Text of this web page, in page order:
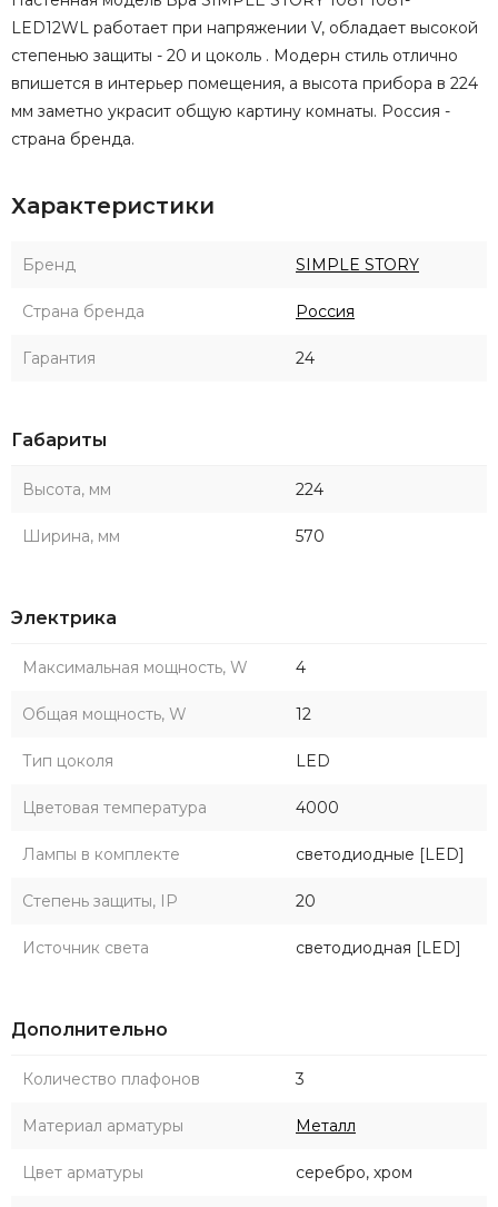
LED12WL работает при напряжении V, обладает высокой
степенью защиты - 20 и цоколь . Модерн стиль отлично
впишется в интерьер помещения, а высота прибора в 224
мм заметно украсит общую картину комнаты. Россия -
страна бренда.
Характеристики
Бренд SIMPLE STORY
Страна бренда Россия
Гарантия 24
Габариты
Высота, мм 224
Ширина, мм 570
Электрика
Максимальная мощность, W 4
Общая мощность, W 12
Тип цоколя LED
Цветовая температура 4000
Лампы в комплекте светодиодные [LED]
Степень защиты, IP 20
Источник света светодиодная [LED]
Дополнительно
Количество плафонов 3
Материал арматуры Металл
Цвет арматуры серебро, хром